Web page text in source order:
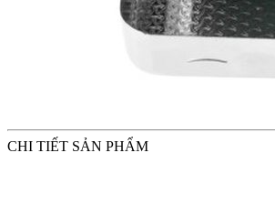
CHI TIẾT SẢN PHẨM